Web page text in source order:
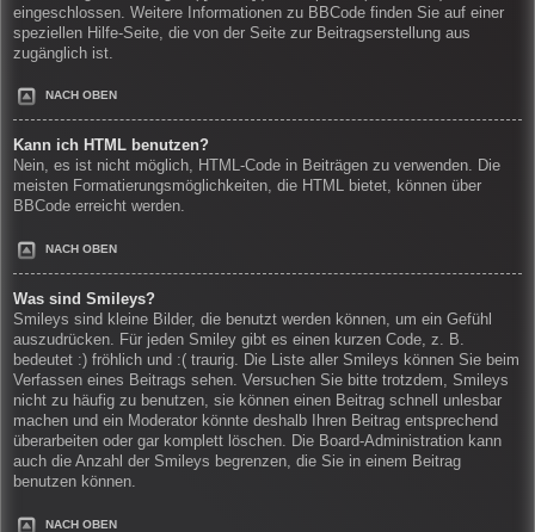
eingeschlossen. Weitere Informationen zu BBCode finden Sie auf einer
speziellen Hilfe-Seite, die von der Seite zur Beitragserstellung aus
zugänglich ist.
NACH OBEN
Kann ich HTML benutzen?
Nein, es ist nicht möglich, HTML-Code in Beiträgen zu verwenden. Die
meisten Formatierungsmöglichkeiten, die HTML bietet, können über
BBCode erreicht werden.
NACH OBEN
Was sind Smileys?
Smileys sind kleine Bilder, die benutzt werden können, um ein Gefühl
auszudrücken. Für jeden Smiley gibt es einen kurzen Code, z. B.
bedeutet :) fröhlich und :( traurig. Die Liste aller Smileys können Sie beim
Verfassen eines Beitrags sehen. Versuchen Sie bitte trotzdem, Smileys
nicht zu häufig zu benutzen, sie können einen Beitrag schnell unlesbar
machen und ein Moderator könnte deshalb Ihren Beitrag entsprechend
überarbeiten oder gar komplett löschen. Die Board-Administration kann
auch die Anzahl der Smileys begrenzen, die Sie in einem Beitrag
benutzen können.
NACH OBEN